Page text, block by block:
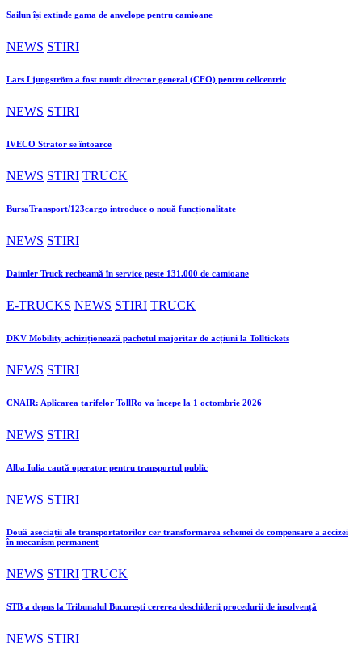
Sailun își extinde gama de anvelope pentru camioane
NEWS STIRI
Lars Ljungström a fost numit director general (CFO) pentru cellcentric
NEWS STIRI
IVECO Strator se întoarce
NEWS STIRI TRUCK
BursaTransport/123cargo introduce o nouă funcționalitate
NEWS STIRI
Daimler Truck recheamă în service peste 131.000 de camioane
E-TRUCKS NEWS STIRI TRUCK
DKV Mobility achiziționează pachetul majoritar de acțiuni la Tolltickets
NEWS STIRI
CNAIR: Aplicarea tarifelor TollRo va începe la 1 octombrie 2026
NEWS STIRI
Alba Iulia caută operator pentru transportul public
NEWS STIRI
Două asociații ale transportatorilor cer transformarea schemei de compensare a accizei
în mecanism permanent
NEWS STIRI TRUCK
STB a depus la Tribunalul București cererea deschiderii procedurii de insolvență
NEWS STIRI